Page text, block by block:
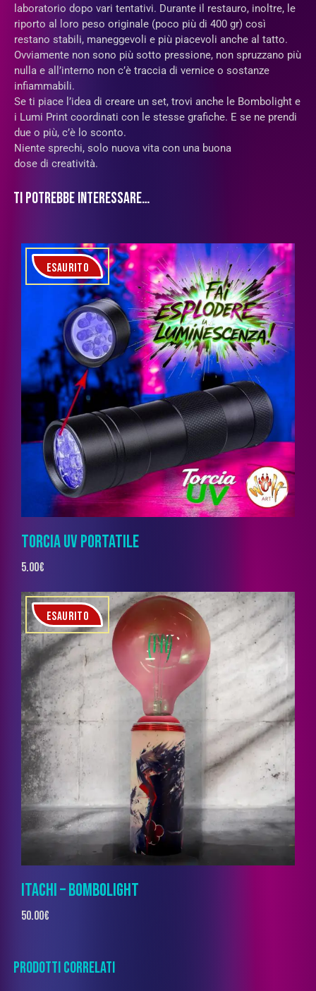
laboratorio dopo vari tentativi. Durante il restauro, inoltre, le
riporto al loro peso originale (poco più di 400 gr) così
restano stabili, maneggevoli e più piacevoli anche al tatto.
Ovviamente non sono più sotto pressione, non spruzzano più
nulla e all’interno non c’è traccia di vernice o sostanze
infiammabili.
Se ti piace l’idea di creare un set, trovi anche le Bombolight e
i Lumi Print coordinati con le stesse grafiche. E se ne prendi
due o più, c’è lo sconto.
Niente sprechi, solo nuova vita con una buona
dose di creatività.
TI POTREBBE INTERESSARE…
ESAURITO
TORCIA UV PORTATILE
5.00€
ESAURITO
ITACHI – BOMBOLIGHT
50.00€
PRODOTTI CORRELATI